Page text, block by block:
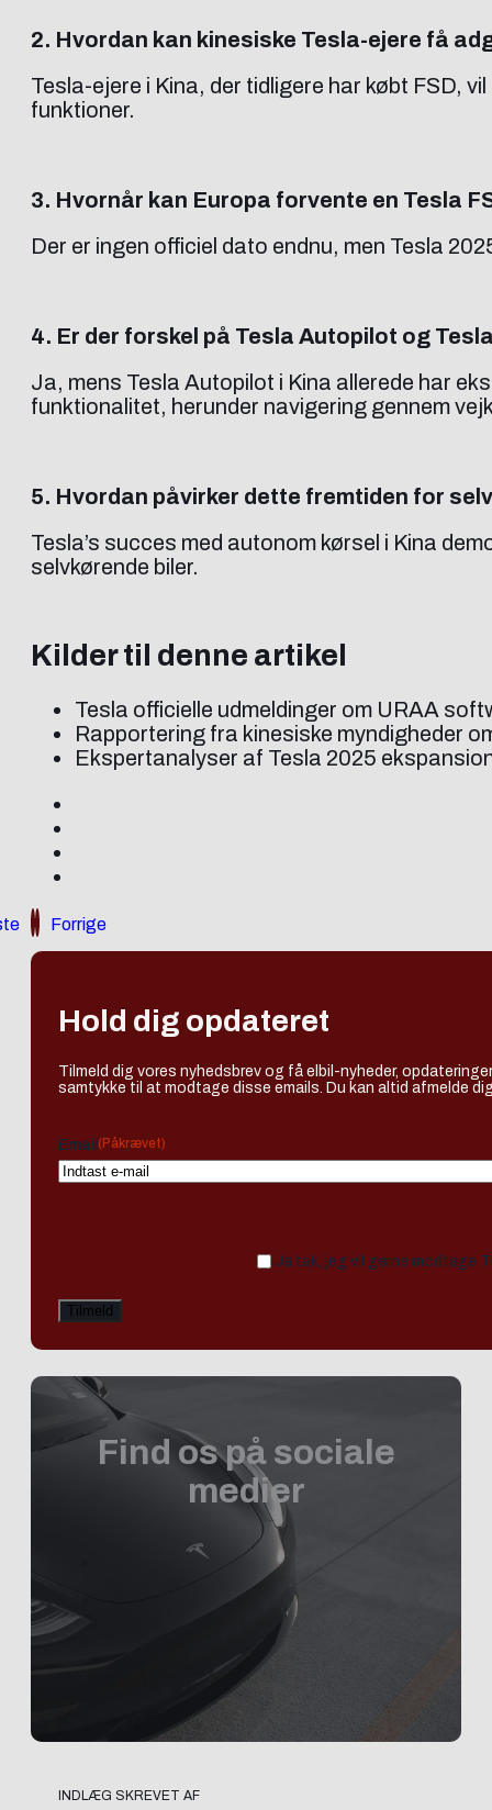
2. Hvordan kan kinesiske Tesla-ejere få
Tesla-ejere i Kina, der tidligere har købt FSD,
funktioner.
3. Hvornår kan Europa forvente en Tesla
Der er ingen officiel dato endnu, men Tesla
4. Er der forskel på Tesla Autopilot og
Ja, mens Tesla Autopilot i Kina allerede har
funktionalitet, herunder navigering gennem
5. Hvordan påvirker dette fremtiden for
Tesla’s succes med autonom kørsel i Kina
selvkørende biler.
Kilder til denne artikel
Tesla officielle udmeldinger om URAA
Rapportering fra kinesiske myndigheder
Ekspertanalyser af Tesla 2025
Forrige
Hold dig opdateret
Tilmeld dig vores nyhedsbrev og få elbil-nyheder,
samtykke til at modtage disse emails. Du kan altid afmelde
Email (Påkrævet)
Ja tak, jeg vil gerne modtage
Find os på sociale
medier
INDLÆG SKREVET AF